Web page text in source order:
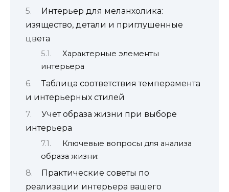
Интерьер для меланхолика:
изящество, детали и приглушенные
цвета
Характерные элементы
интерьера
Таблица соответствия темперамента
и интерьерных стилей
Учет образа жизни при выборе
интерьера
Ключевые вопросы для анализа
образа жизни:
Практические советы по
реализации интерьера вашего